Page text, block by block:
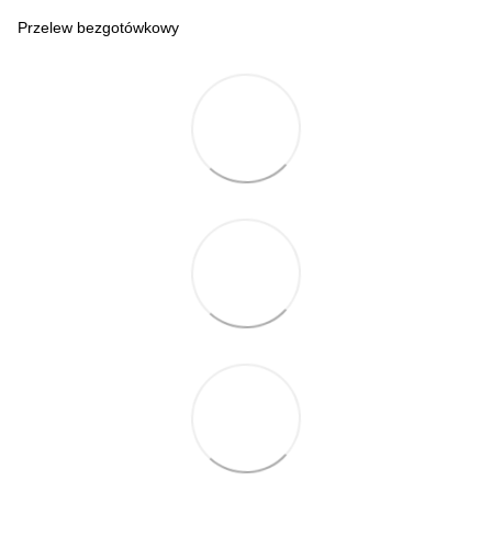
Przelew bezgotówkowy